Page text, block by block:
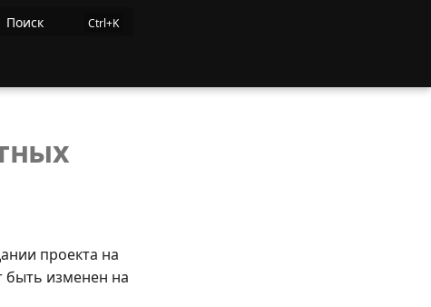
Поиск
проекта на
быть изменен на